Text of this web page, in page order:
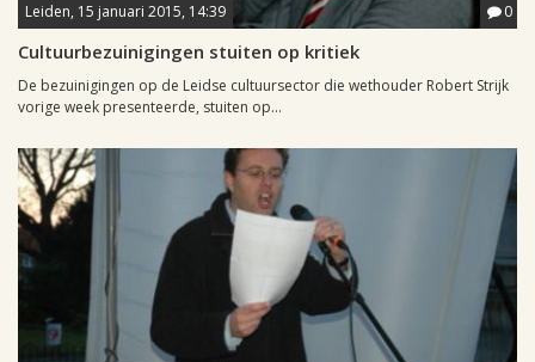
Leiden, 15 januari 2015, 14:39 0
Cultuurbezuinigingen stuiten op kritiek
De bezuinigingen op de Leidse cultuursector die wethouder Robert Strijk
vorige week presenteerde, stuiten op...